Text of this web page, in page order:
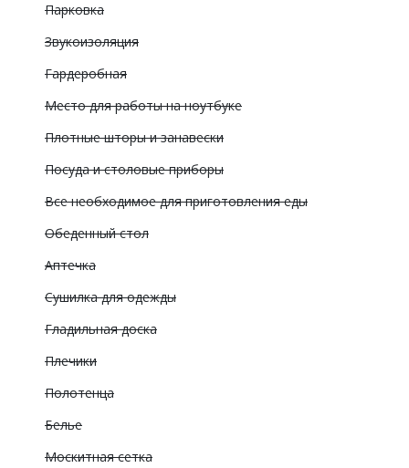
Парковка
Звукоизоляция
Гардеробная
Место для работы на ноутбуке
Плотные шторы и занавески
Посуда и столовые приборы
Все необходимое для приготовления еды
Обеденный стол
Аптечка
Сушилка для одежды
Гладильная доска
Плечики
Полотенца
Белье
Москитная сетка